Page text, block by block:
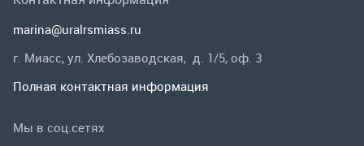
Заказать звонок